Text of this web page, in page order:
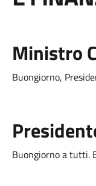
Ministro
Buongiorno,
Buongiorno a tutti.